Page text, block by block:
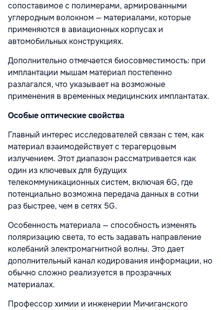
сопоставимое с полимерами, армированными
углеродным волокном — материалами, которые
применяются в авиационных корпусах и
автомобильных конструкциях.
Дополнительно отмечается биосовместимость: при
имплантации мышам материал постепенно
разлагался, что указывает на возможные
применения в временных медицинских имплантатах.
Особые оптические свойства
Главный интерес исследователей связан с тем, как
материал взаимодействует с терагерцовым
излучением. Этот диапазон рассматривается как
один из ключевых для будущих
телекоммуникационных систем, включая 6G, где
потенциально возможна передача данных в сотни
раз быстрее, чем в сетях 5G.
Особенность материала — способность изменять
поляризацию света, то есть задавать направление
колебаний электромагнитной волны. Это дает
дополнительный канал кодирования информации, но
обычно сложно реализуется в прозрачных
материалах.
Профессор химии и инженерии Мичиганского